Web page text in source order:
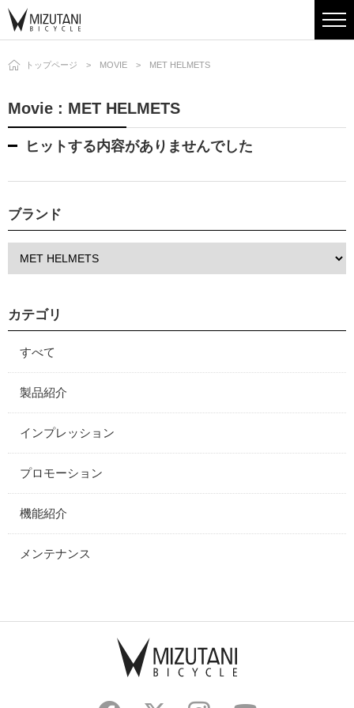
トップページ MOVIE MET HELMETS
Movie : MET HELMETS
ヒットする内容がありませんでした
ブランド
カテゴリ
すべて
製品紹介
インプレッション
プロモーション
機能紹介
メンテナンス